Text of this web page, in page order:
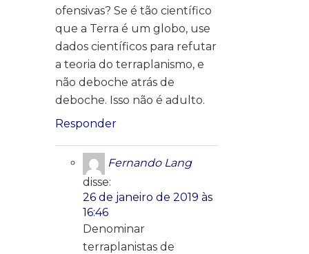
ofensivas? Se é tão científico
que a Terra é um globo, use
dados científicos para refutar
a teoria do terraplanismo, e
não deboche atrás de
deboche. Isso não é adulto.
Responder
Fernando Lang
disse:
26 de janeiro de 2019 às
16:46
Denominar
terraplanistas de